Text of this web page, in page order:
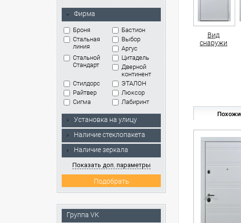
Фирма
Броня
Бастион
Стальная
линия
Выбор
Аргус
Стальной
Стандарт
Цитадель
Дверной
континент
Стилдорс
ЭТАЛОН
Райтвер
Люксор
Сигма
Лабиринт
Установка на улицу
Наличие стеклопакета
Наличие зеркала
Показать доп. параметры
Группа VK
Вид
снаружи